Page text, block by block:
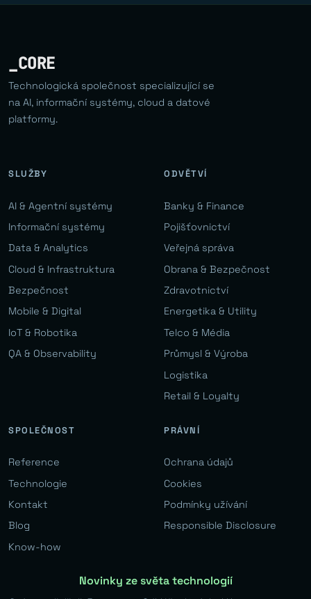
_CORE
Technologická společnost specializující se
na AI, informační systémy, cloud a datové
platformy.
SLUŽBY
AI & Agentní systémy
Informační systémy
Data & Analytics
Cloud & Infrastruktura
Bezpečnost
Mobile & Digital
IoT & Robotika
QA & Observability
ODVĚTVÍ
Banky & Finance
Pojišťovnictví
Veřejná správa
Obrana & Bezpečnost
Zdravotnictví
Energetika & Utility
Telco & Média
Průmysl & Výroba
Logistika
Retail & Loyalty
SPOLEČNOST
Reference
Technologie
Kontakt
Blog
Know-how
PRÁVNÍ
Ochrana údajů
Cookies
Podmínky užívání
Responsible Disclosure
Novinky ze světa technologií